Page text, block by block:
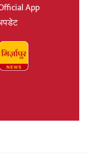
App